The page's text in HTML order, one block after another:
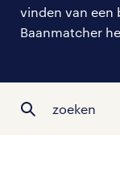
vinden van een
Baanmatcher
zoeken